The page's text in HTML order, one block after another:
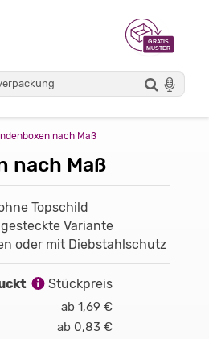
nach Maß
nach Maß
Topschild
Variante
oder mit Diebstahlschutz
Stückpreis
ab 1,69 €
ab 0,83 €